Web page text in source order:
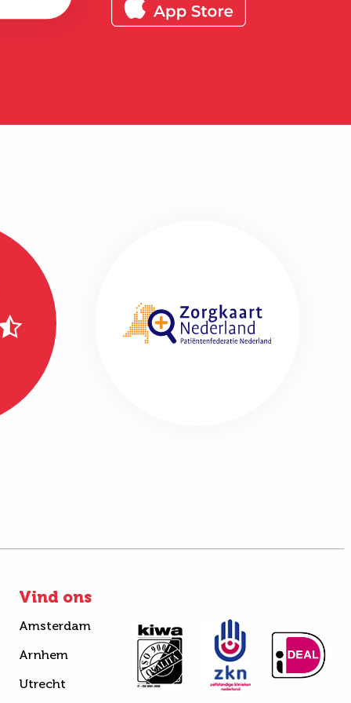
Vind ons
Amsterdam
Arnhem
Utrecht